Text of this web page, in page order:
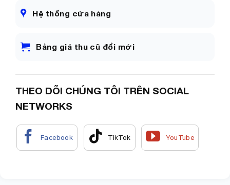
Hệ thống cửa hàng
Bảng giá thu cũ đổi mới
THEO DÕI CHÚNG TÔI TRÊN SOCIAL
NETWORKS